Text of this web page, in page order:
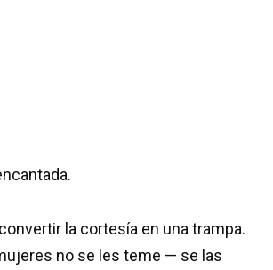
la cortesía en una trampa.
no se les teme — se las